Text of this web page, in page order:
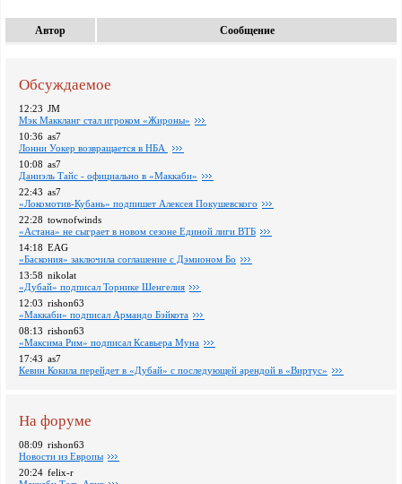
Автор Сообщение
Обсуждаемое
12:23 JM
Мэк Маккланг стал игроком «Жироны»
10:36 as7
Лонни Уокер возвращается в НБА
10:08 as7
Даниэль Тайс - официально в «Маккаби»
22:43 as7
«Локомотив-Кубань» подпишет Алексея Покушевского
22:28 townofwinds
«Астана» не сыграет в новом сезоне Единой лиги ВТБ
14:18 EAG
«Баскония» заключила соглашение с Дэмионом Бо
13:58 nikolat
«Дубай» подписал Торнике Шенгелия
12:03 rishon63
«Маккаби» подписал Армандо Бэйкота
08:13 rishon63
«Максима Рим» подписал Ксавьера Муна
17:43 as7
Кевин Кокила перейдет в «Дубай» с последующей арендой в «Виртус»
На форуме
08:09 rishon63
Новости из Европы
20:24 felix-r